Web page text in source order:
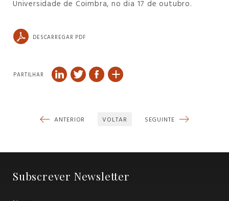
Universidade de Coimbra, no dia 17 de outubro.
DESCARREGAR PDF
PARTILHAR
ANTERIOR VOLTAR SEGUINTE
Subscrever Newsletter